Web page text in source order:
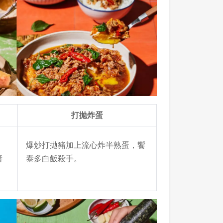
打拋炸蛋
爆炒打拋豬加上流心炸半熟蛋，饗
泰多白飯殺手。